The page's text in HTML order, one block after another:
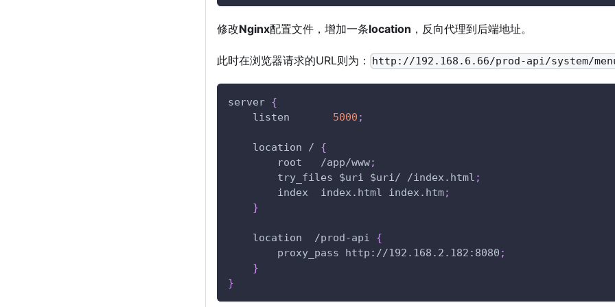
修改Nginx配置文件，增加一条location ，反向代理到后端地址。
此时在浏览器请求的URL则为： http://192.168.6.66/prod-api/system/
server {
    listen
5000 ;
    location /
{
        root   /app/www
;
        try_files
$uri $uri/ /index.html ;
        index  index.html index.htm
;
}
    location  /prod-api
{
        proxy_pass http://192.168.2.182:8080
;
}
}